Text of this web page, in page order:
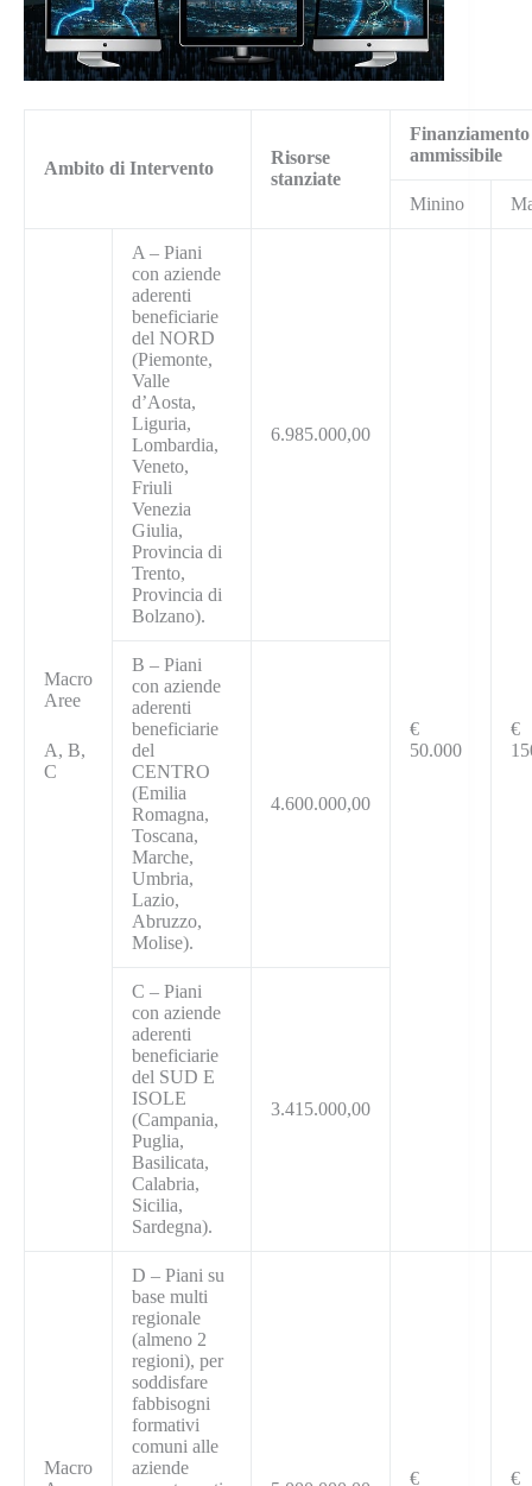
Ambito di Intervento
Risorse
stanziate
Finanziamento
ammissibile
Minino
Macro
Aree
A, B,
C
A – Piani
con aziende
aderenti
beneficiarie
del NORD
(Piemonte,
Valle
d’Aosta,
Liguria,
Lombardia,
Veneto,
Friuli
Venezia
Giulia,
Provincia di
Trento,
Provincia di
Bolzano).
6.985.000,00
€
50.000
€
B – Piani
con aziende
aderenti
beneficiarie
del
CENTRO
(Emilia
Romagna,
Toscana,
Marche,
Umbria,
Lazio,
Abruzzo,
Molise).
4.600.000,00
C – Piani
con aziende
aderenti
beneficiarie
del SUD E
ISOLE
(Campania,
Puglia,
Basilicata,
Calabria,
Sicilia,
Sardegna).
3.415.000,00
Macro
D – Piani su
base multi
regionale
(almeno 2
regioni), per
soddisfare
fabbisogni
formativi
comuni alle
aziende
€ €